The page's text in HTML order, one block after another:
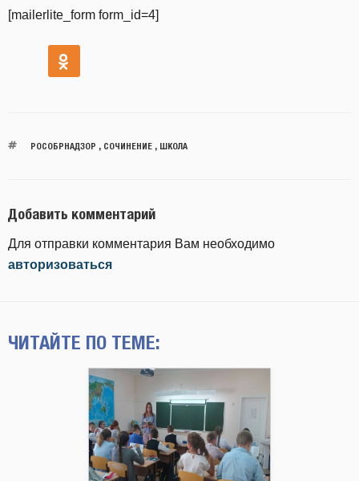
[mailerlite_form form_id=4]
РОСОБРНАДЗОР , СОЧИНЕНИЕ, ШКОЛА
Добавить комментарий
Для отправки комментария Вам необходимо
авторизоваться
ЧИТАЙТЕ ПО ТЕМЕ: